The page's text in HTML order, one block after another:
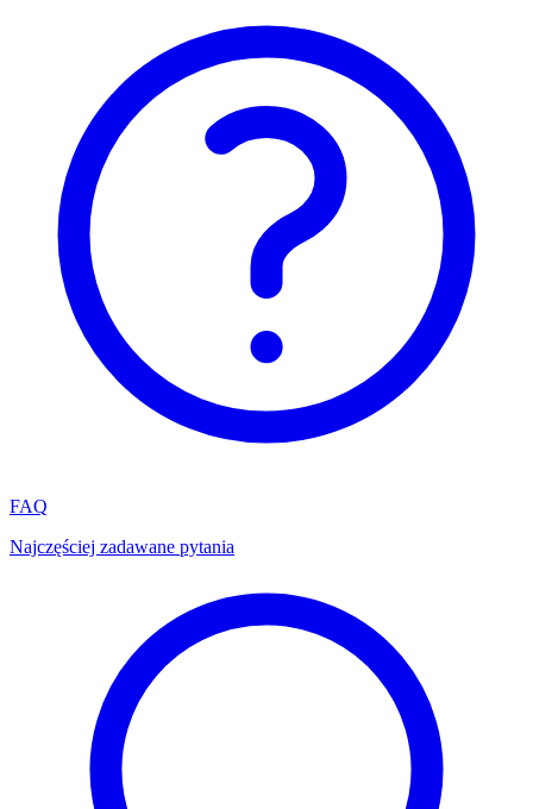
FAQ
Najczęściej zadawane pytania